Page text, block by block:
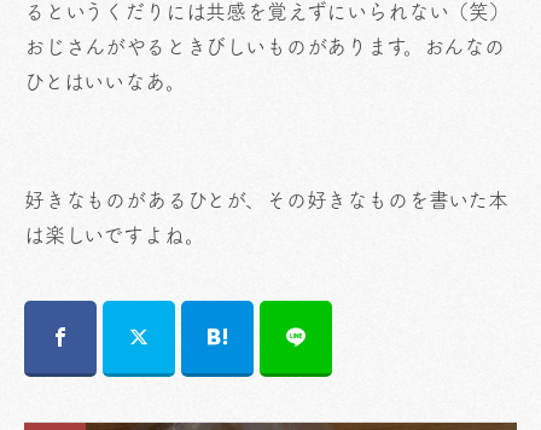
るというくだりには共感を覚えずにいられない（笑）
おじさんがやるときびしいものがあります。おんなの
ひとはいいなあ。
好きなものがあるひとが、その好きなものを書いた本
は楽しいですよね。